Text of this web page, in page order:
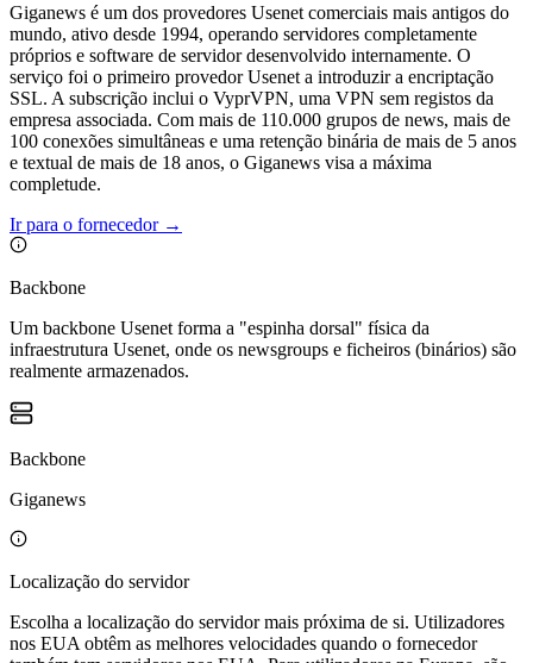
Giganews é um dos provedores Usenet comerciais mais antigos do
mundo, ativo desde 1994, operando servidores completamente
próprios e software de servidor desenvolvido internamente. O
serviço foi o primeiro provedor Usenet a introduzir a encriptação
SSL. A subscrição inclui o VyprVPN, uma VPN sem registos da
empresa associada. Com mais de 110.000 grupos de news, mais de
100 conexões simultâneas e uma retenção binária de mais de 5 anos
e textual de mais de 18 anos, o Giganews visa a máxima
completude.
Ir para o fornecedor→
Backbone
Um backbone Usenet forma a "espinha dorsal" física da
infraestrutura Usenet, onde os newsgroups e ficheiros (binários) são
realmente armazenados.
Backbone
Giganews
Localização do servidor
Escolha a localização do servidor mais próxima de si. Utilizadores
nos EUA obtêm as melhores velocidades quando o fornecedor